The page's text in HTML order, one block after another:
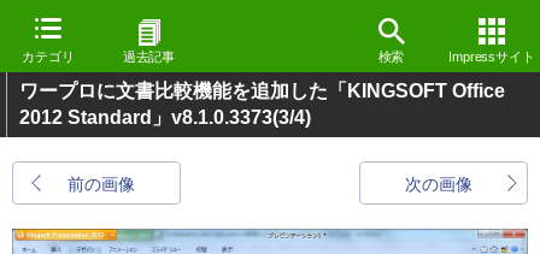
カテゴリ 過去記事 検索 Impressサイト
ワープロに文書比較機能を追加した「KINGSOFT Office
2012 Standard」v8.1.0.3373(3/4)
前の画像 次の画像